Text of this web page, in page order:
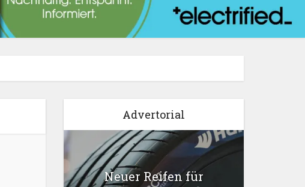
Advertorial
Neuer Reifen für